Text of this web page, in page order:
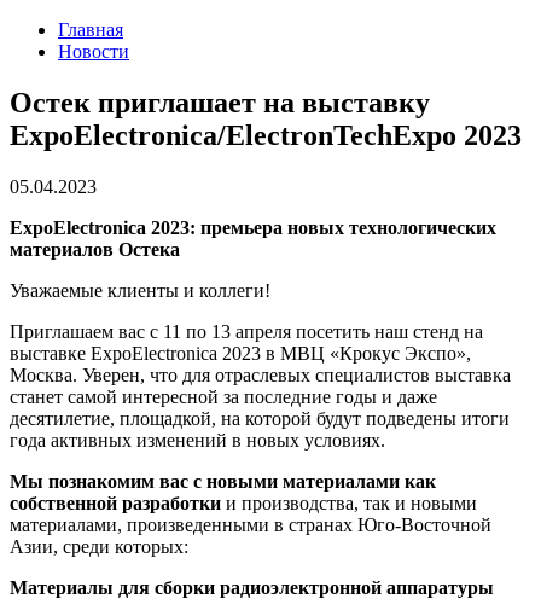
Главная
Новости
Остек приглашает на выставку
ExpoElectronica/ElectronTechExpo 2023
05.04.2023
ExpoElectronica 2023: премьера новых технологических
материалов Остека
Уважаемые клиенты и коллеги!
Приглашаем вас с 11 по 13 апреля посетить наш стенд на
выставке ExpoElectronica 2023 в МВЦ «Крокус Экспо»,
Москва. Уверен, что для отраслевых специалистов выставка
станет самой интересной за последние годы и даже
десятилетие, площадкой, на которой будут подведены итоги
года активных изменений в новых условиях.
Мы познакомим вас с новыми материалами как
собственной разработки и производства, так и новыми
материалами, произведенными в странах Юго-Восточной
Азии, среди которых:
Материалы для сборки радиоэлектронной аппаратуры